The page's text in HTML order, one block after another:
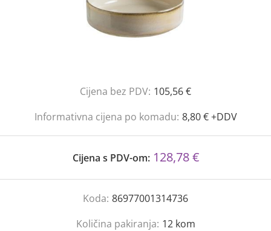
Cijena bez PDV: 105,56 €
Informativna cijena po komadu: 8,80 € +DDV
Cijena s PDV-om: 128,78 €
Koda: 86977001314736
Količina pakiranja: 12 kom